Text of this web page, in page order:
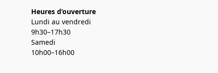
Heures d’ouverture
Lundi au vendredi
9h30–17h30
Samedi
10h00–16h00